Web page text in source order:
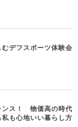
デフスポーツ体験会
ンス！ 物価高の時代
私も心地いい暮らし方